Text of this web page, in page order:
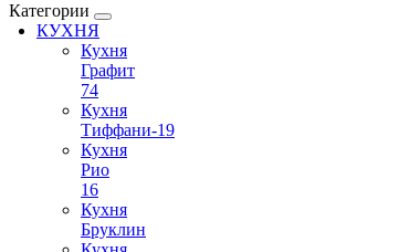
Категории
КУХНЯ
Кухня
Графит
74
Кухня
Тиффани-19
Кухня
Рио
16
Кухня
Бруклин